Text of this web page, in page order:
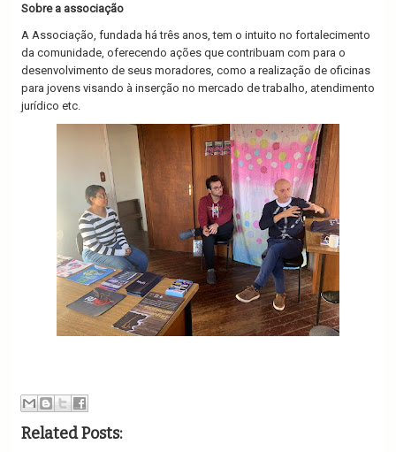
Sobre a associação
A Associação, fundada há três anos, tem o intuito no fortalecimento
da comunidade, oferecendo ações que contribuam com para o
desenvolvimento de seus moradores, como a realização de oficinas
para jovens visando à inserção no mercado de trabalho, atendimento
jurídico etc.
Related Posts: